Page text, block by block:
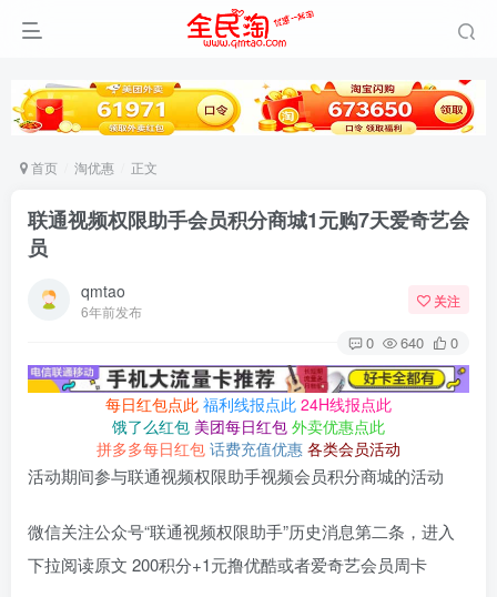
首页 淘优惠 正文
联通视频权限助手会员积分商城1元购7天爱奇艺会
员
qmtao
6年前发布
关注
0 640 0
每日红包点此 福利线报点此 24H线报点此
饿了么红包 美团每日红包 外卖优惠点此
拼多多每日红包 话费充值优惠 各类会员活动
活动期间参与联通视频权限助手视频会员积分商城的活动
微信关注公众号“联通视频权限助手”历史消息第二条，进入
下拉阅读原文 200积分+1元撸优酷或者爱奇艺会员周卡